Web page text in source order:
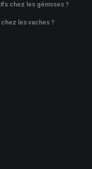
chez les génisses ?
les vaches ?